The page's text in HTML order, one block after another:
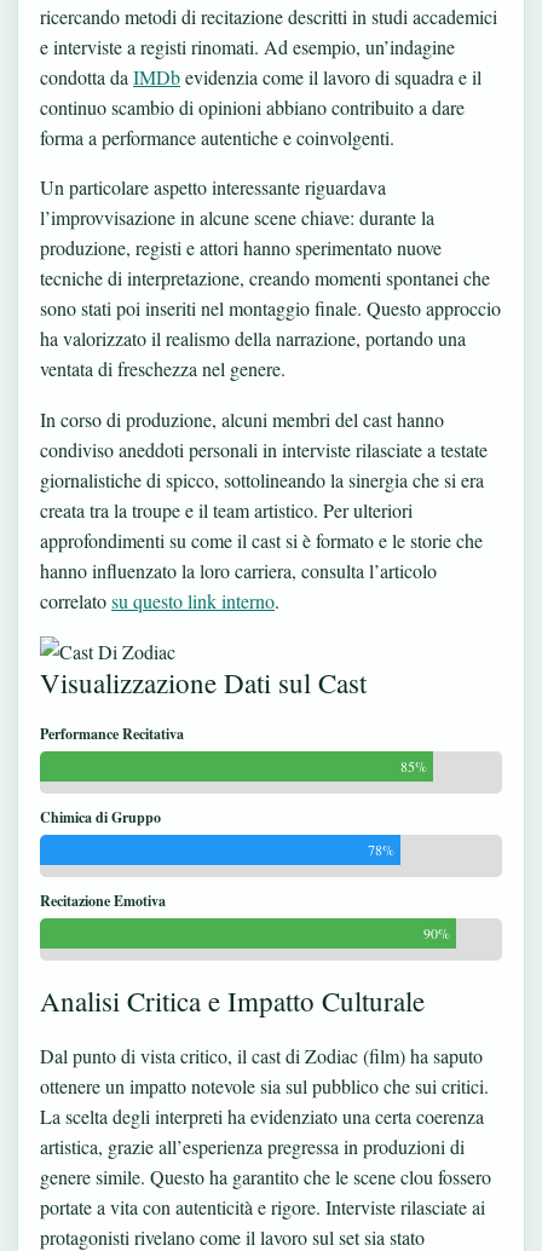
ricercando metodi di recitazione descritti in studi accademici
e interviste a registi rinomati. Ad esempio, un’indagine
condotta da IMDbevidenzia come il lavoro di squadra e il
continuo scambio di opinioni abbiano contribuito a dare
forma a performance autentiche e coinvolgenti.
Un particolare aspetto interessante riguardava
l’improvvisazione in alcune scene chiave: durante la
produzione, registi e attori hanno sperimentato nuove
tecniche di interpretazione, creando momenti spontanei che
sono stati poi inseriti nel montaggio finale. Questo approccio
ha valorizzato il realismo della narrazione, portando una
ventata di freschezza nel genere.
In corso di produzione, alcuni membri del cast hanno
condiviso aneddoti personali in interviste rilasciate a testate
giornalistiche di spicco, sottolineando la sinergia che si era
creata tra la troupe e il team artistico. Per ulteriori
approfondimenti su come il cast si è formato e le storie che
hanno influenzato la loro carriera, consulta l’articolo
correlatosu questo link interno.
Visualizzazione Dati sul Cast
Performance Recitativa
85%
Chimica di Gruppo
78%
Recitazione Emotiva
90%
Analisi Critica e Impatto Culturale
Dal punto di vista critico, il cast di Zodiac (film) ha saputo
ottenere un impatto notevole sia sul pubblico che sui critici.
La scelta degli interpreti ha evidenziato una certa coerenza
artistica, grazie all’esperienza pregressa in produzioni di
genere simile. Questo ha garantito che le scene clou fossero
portate a vita con autenticità e rigore. Interviste rilasciate ai
protagonisti rivelano come il lavoro sul set sia stato